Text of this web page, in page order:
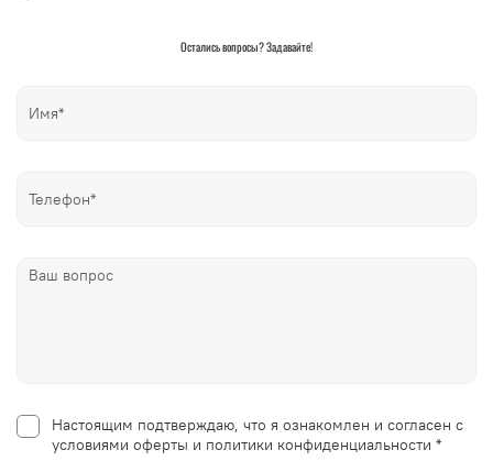
Остались вопросы? Задавайте!
Настоящим подтверждаю, что я ознакомлен и согласен с
условиями оферты и политики конфиденциальности *